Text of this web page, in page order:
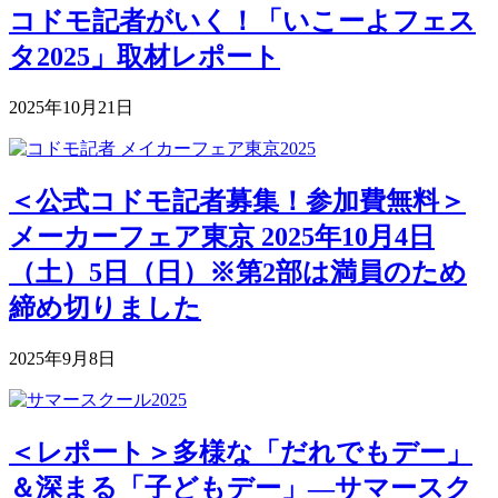
コドモ記者がいく！「いこーよフェス
タ2025」取材レポート
2025年10月21日
＜公式コドモ記者募集！参加費無料＞
メーカーフェア東京 2025年10月4日
（土）5日（日）※第2部は満員のため
締め切りました
2025年9月8日
＜レポート＞多様な「だれでもデー」
＆深まる「子どもデー」―サマースク